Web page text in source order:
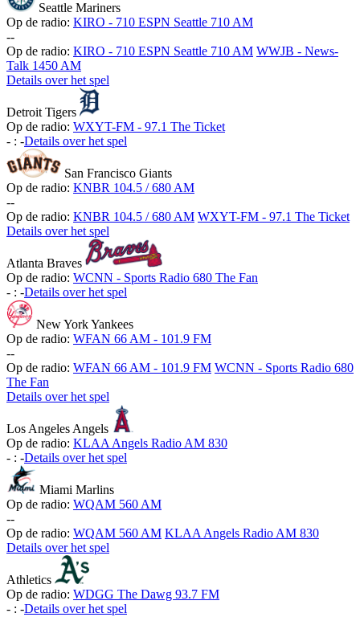
Seattle Mariners
Op de radio: KIRO - 710 ESPN Seattle 710 AM
--
Op de radio: KIRO - 710 ESPN Seattle 710 AM WWJB - News-
Talk 1450 AM
Details over het spel
Detroit Tigers
Op de radio: WXYT-FM - 97.1 The Ticket
- : -Details over het spel
San Francisco Giants
Op de radio: KNBR 104.5 / 680 AM
--
Op de radio: KNBR 104.5 / 680 AM WXYT-FM - 97.1 The Ticket
Details over het spel
Atlanta Braves
Op de radio: WCNN - Sports Radio 680 The Fan
- : -Details over het spel
New York Yankees
Op de radio: WFAN 66 AM - 101.9 FM
--
Op de radio: WFAN 66 AM - 101.9 FM WCNN - Sports Radio 680
The Fan
Details over het spel
Los Angeles Angels
Op de radio: KLAA Angels Radio AM 830
- : -Details over het spel
Miami Marlins
Op de radio: WQAM 560 AM
--
Op de radio: WQAM 560 AM KLAA Angels Radio AM 830
Details over het spel
Athletics
Op de radio: WDGG The Dawg 93.7 FM
- : -Details over het spel